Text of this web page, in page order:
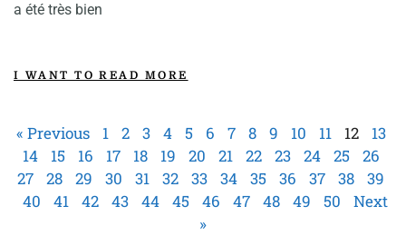
a été très bien
I WANT TO READ MORE
« Previous 1 2 3 4 5 6 7 8 9 10 11 12
13
14
15 16 17 18 19 20 21 22 23 24 25
26
27
28 29 30 31 32 33 34 35 36 37 38
39
40
41 42 43 44 45 46 47 48 49 50
Next
»